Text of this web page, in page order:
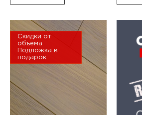
Скидки от
объема
Подложка в
подарок